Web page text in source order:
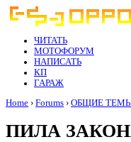
ЧИТАТЬ
МОТОФОРУМ
НАПИСАТЬ
КП
ГАРАЖ
Home › Forums › ОБЩИЕ
ПИЛА